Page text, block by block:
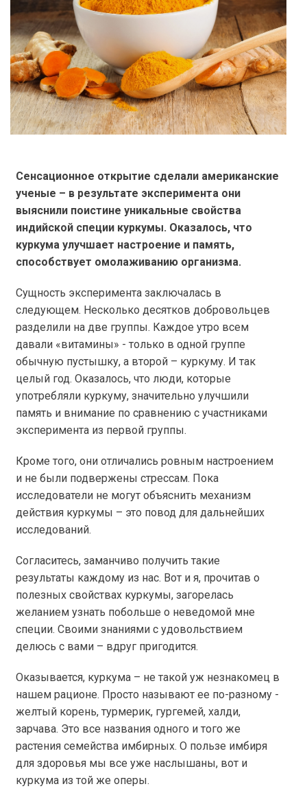
Сенсационное открытие сделали американские
ученые – в результате эксперимента они
выяснили поистине уникальные свойства
индийской специи куркумы. Оказалось, что
куркума улучшает настроение и память,
способствует омолаживанию организма.
Сущность эксперимента заключалась в
следующем. Несколько десятков добровольцев
разделили на две группы. Каждое утро всем
давали «витамины» - только в одной группе
обычную пустышку, а второй – куркуму. И так
целый год. Оказалось, что люди, которые
употребляли куркуму, значительно улучшили
память и внимание по сравнению с участниками
эксперимента из первой группы.
Кроме того, они отличались ровным настроением
и не были подвержены стрессам. Пока
исследователи не могут объяснить механизм
действия куркумы – это повод для дальнейших
исследований.
Согласитесь, заманчиво получить такие
результаты каждому из нас. Вот и я, прочитав о
полезных свойствах куркумы, загорелась
желанием узнать побольше о неведомой мне
специи. Своими знаниями с удовольствием
делюсь с вами – вдруг пригодится.
Оказывается, куркума – не такой уж незнакомец в
нашем рационе. Просто называют ее по-разному -
желтый корень, турмерик, гургемей, халди,
зарчава. Это все названия одного и того же
растения семейства имбирных. О пользе имбиря
для здоровья мы все уже наслышаны, вот и
куркума из той же оперы.